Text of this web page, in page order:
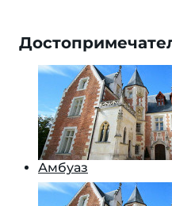
Амбуаз